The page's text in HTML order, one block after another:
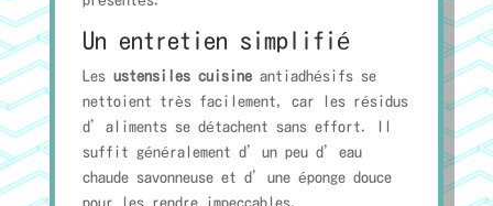
Un entretien simplifié
Les ustensiles cuisineantiadhésifs se
nettoient très facilement, car les résidus
d’aliments se détachent sans effort. Il
suffit généralement d’un peu d’eau
chaude savonneuse et d’une éponge douce